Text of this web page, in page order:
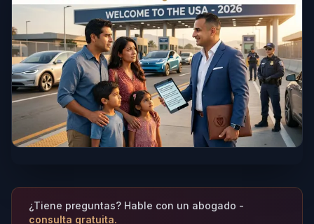
¿Tiene preguntas? Hable con un abogado -
consulta gratuita.